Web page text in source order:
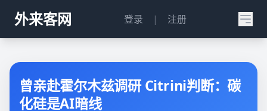
外来客网 登录 | 注册
曾亲赴霍尔木兹调研 Citrini判断：碳
化硅是AI暗线